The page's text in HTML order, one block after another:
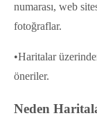
numarası, web
fotoğraflar.
•Haritalar
öneriler.
Neden